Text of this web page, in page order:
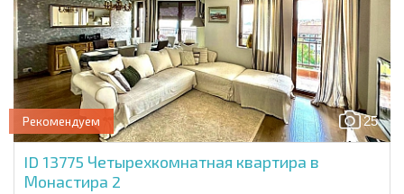
25
Рекомендуем
ID 13775 Четырехкомнатная квартира в
Монастира 2